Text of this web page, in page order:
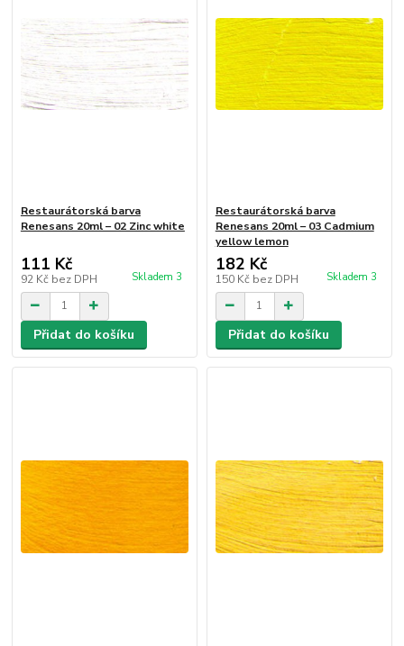
Restaurátorská barva
Renesans 20ml – 02 Zinc white
111 Kč
92 Kč bez DPH Skladem 3
Přidat do košíku
Restaurátorská barva
Renesans 20ml – 03 Cadmium
yellow lemon
182 Kč
150 Kč bez DPH Skladem 3
Přidat do košíku